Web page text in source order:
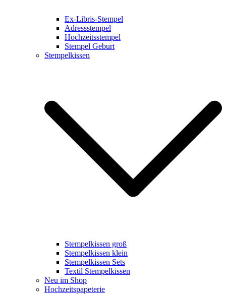
Ex-Libris-Stempel
Adressstempel
Hochzeitsstempel
Stempel Geburt
Stempelkissen
Stempelkissen groß
Stempelkissen klein
Stempelkissen Sets
Textil Stempelkissen
Neu im Shop
Hochzeitspapeterie